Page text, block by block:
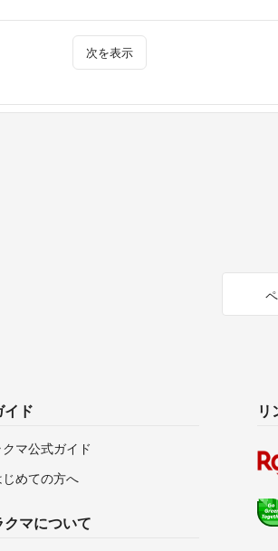
次を表示
イド
クマ公式ガイド
じめての方へ
クマについて
リ